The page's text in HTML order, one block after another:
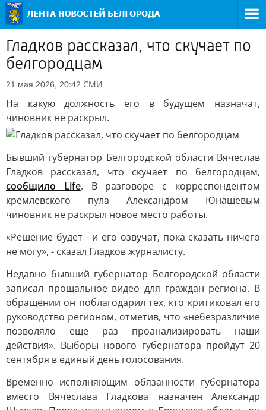
Гладков рассказал, что скучает по
белгородцам
21 мая 2026, 20:42 СМИ
На какую должность его в будущем назначат,
чиновник не раскрыл.
Бывший губернатор Белгородской области Вячеслав
Гладков рассказал, что скучает по белгородцам,
сообщило Life. В разговоре с корреспондентом
кремлевского пула Александром Юнашевым
чиновник не раскрыл новое место работы.
«Решение будет - и его озвучат, пока сказать ничего
не могу», - сказал Гладков журналисту.
Недавно бывший губернатор Белгородской области
записал прощальное видео для граждан региона. В
обращении он поблагодарил тех, кто критиковал его
руководство регионом, отметив, что «небезразличие
позволяло еще раз проанализировать наши
действия». Выборы нового губернатора пройдут 20
сентября в единый день голосования.
Временно исполняющим обязанности губернатора
вместо Вячеслава Гладкова назначен Александр